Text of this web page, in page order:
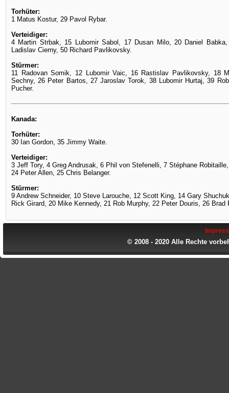
Torhüter:
1 Matus Kostur, 29 Pavol Rybar.
Verteidiger:
4 Martin Strbak, 15 Lubomir Sabol, 17 Dusan Milo, 20 Daniel
Ladislav Cierny, 50 Richard Pavlikovsky.
Stürmer:
11 Radovan Somik, 12 Lubomir Vaic, 16 Rastislav Pavlikovsky, 18
Sechny, 26 Peter Bartos, 27 Jaroslav Torok, 38 Lubomir Hurtaj, 39
Pucher.
Kanada:
Torhüter:
30 Ian Gordon, 35 Jimmy Waite.
Verteidiger:
3 Jeff Tory, 4 Greg Andrusak, 6 Phil von Stefenelli, 7 Stéphane
24 Peter Allen, 25 Chris Belanger.
Stürmer:
9 Andrew Schneider, 10 Steve Larouche, 12 Scott King, 14 Gary
Rick Girard, 20 Mike Kennedy, 21 Rob Murphy, 22 Peter Douris, 26
© 2008 - 2020 Alle Rechte